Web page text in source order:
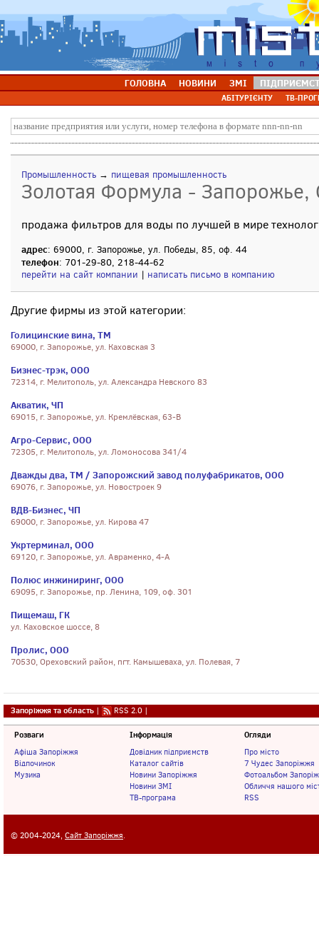
ГОЛОВНА НОВИНИ ЗМІ
АБІТУРІЄНТУ ТВ-
Промышленность → пищевая промышленность
Золотая Формула -
продажа фильтров для воды по лучшей в мире
адрес: 69000, г. Запорожье, ул. Победы, 85, оф. 44
телефон: 701-29-80, 218-44-62
перейти на сайт компании | написать письмо в компанию
Другие фирмы из этой категории:
Голицинские вина, ТМ
69000, г. Запорожье, ул. Каховская 3
Бизнес-трэк, ООО
72314, г. Мелитополь, ул. Александра Невского 83
Акватик, ЧП
69015, г. Запорожье, ул. Кремлёвская, 63-В
Агро-Сервис, ООО
72305, г. Мелитополь, ул. Ломоносова 341/4
Дважды два, ТМ / Запорожский завод полуфабрикатов, ООО
69076, г. Запорожье, ул. Новостроек 9
ВДВ-Бизнес, ЧП
69000, г. Запорожье, ул. Кирова 47
Укртерминал, ООО
69120, г. Запорожье, ул. Авраменко, 4-А
Полюс инжиниринг, ООО
69095, г. Запорожье, пр. Ленина, 109, оф. 301
Пищемаш, ГК
ул. Каховское шоссе, 8
Пролис, ООО
70530, Ореховский район, пгт. Камышеваха, ул. Полевая, 7
Запоріжжя та область | RSS 2.0 |
Розваги
Афіша Запоріжжя
Відпочинок
Музика
Інформація
Довідник підприємств
Каталог сайтів
Новини Запоріжжя
Новини ЗМІ
ТВ-програма
Огляди
Про місто
7 Чудес Запоріжжя
Фотоальбом
Обличчя нашого
RSS
© 2004-2024, Сайт Запоріжжя.